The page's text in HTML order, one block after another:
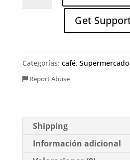
cantidad
Get
Categorías: café,
Report Abuse
Shipping
Información adicional